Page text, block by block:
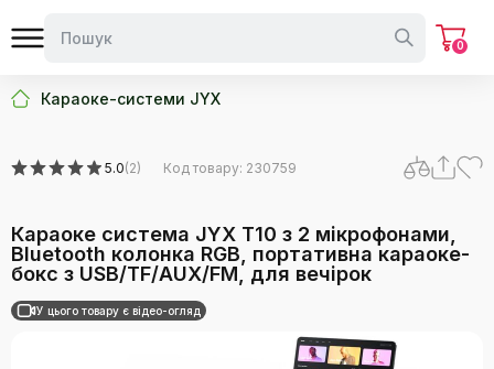
0
Караоке-системи JYX
5.0(2) Код товару: 230759
Караоке система JYX T10 з 2 мікрофонами,
Bluetooth колонка RGB, портативна караоке-
бокс з USB/TF/AUX/FM, для вечірок
У цього товару є відео-огляд